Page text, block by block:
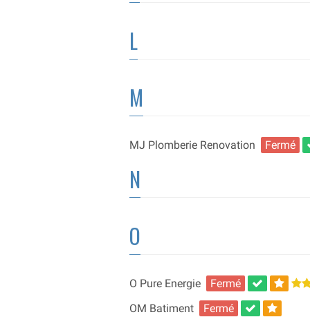
L
M
MJ Plomberie Renovation Fermé
N
O
O Pure Energie Fermé
OM Batiment Fermé